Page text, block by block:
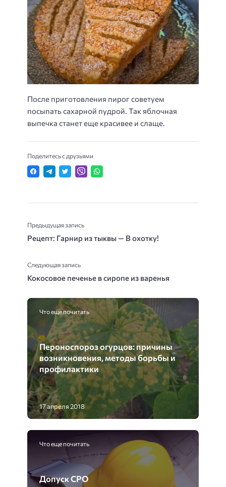
После приготовления пирог советуем
посыпать сахарной пудрой. Так яблочная
выпечка станет еще красивее и слаще.
Поделитесь с друзьями
Предыдущая запись
Рецепт: Гарнир из тыквы — В охотку!
Следующая запись
Кокосовое печенье в сиропе из варенья
Что еще почитать
Пероноспороз огурцов: причины
возникновения, методы борьбы и
профилактики
17 апреля 2018
Что еще почитать
Допуск СРО